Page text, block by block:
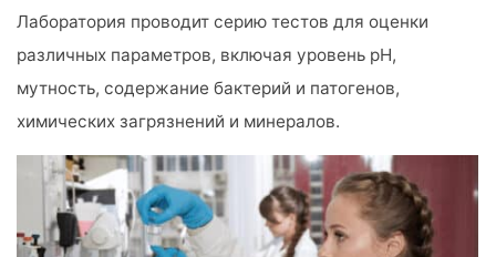
Лаборатория проводит серию тестов для оценки
различных параметров, включая уровень рН,
мутность, содержание бактерий и патогенов,
химических загрязнений и минералов.